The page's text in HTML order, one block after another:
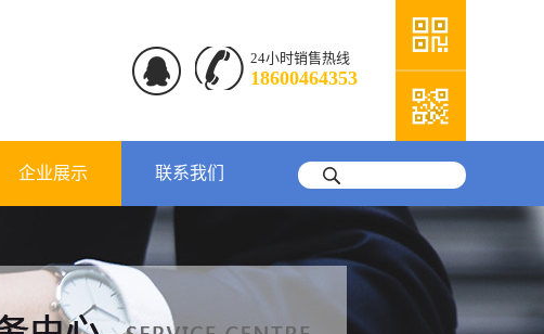
24小时销售热线
18600464353
企业展示 联系我们